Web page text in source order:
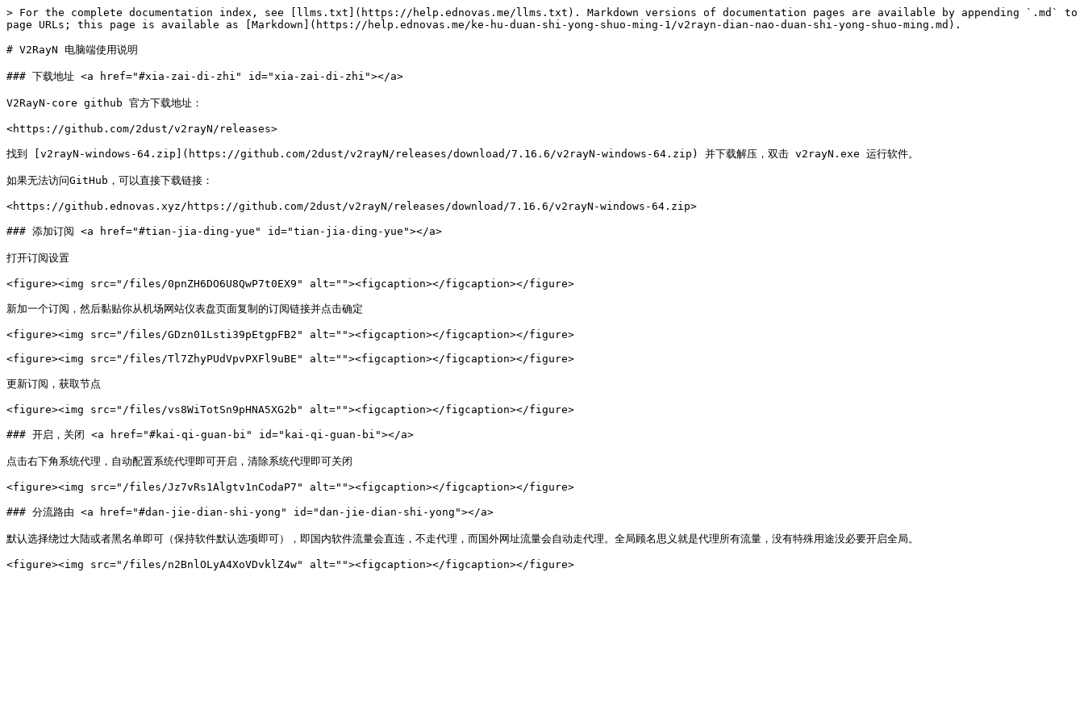
> For the complete documentation index, see [llms.txt](https://help.ednovas.me/llms.txt). Markdown versions of documentation pages are available by appending `.md` to
page URLs; this page is available as [Markdown](https://help.ednovas.me/ke-hu-duan-shi-yong-shuo-ming-1/v2rayn-dian-nao-duan-shi-yong-shuo-ming.md).
# V2RayN 电脑端使用说明
### 下载地址 <a href="#xia-zai-di-zhi" id="xia-zai-di-zhi"></a>
V2RayN-core github 官方下载地址：
<https://github.com/2dust/v2rayN/releases>
找到 [v2rayN-windows-64.zip](https://github.com/2dust/v2rayN/releases/download/7.16.6/v2rayN-windows-64.zip) 并下载解压，双击 v2rayN.exe 运行软件。
如果无法访问GitHub，可以直接下载链接：
<https://github.ednovas.xyz/https://github.com/2dust/v2rayN/releases/download/7.16.6/v2rayN-windows-64.zip>
### 添加订阅 <a href="#tian-jia-ding-yue" id="tian-jia-ding-yue"></a>
打开订阅设置
<figure><img src="/files/0pnZH6DO6U8QwP7t0EX9" alt=""><figcaption></figcaption></figure>
新加一个订阅，然后黏贴你从机场网站仪表盘页面复制的订阅链接并点击确定
<figure><img src="/files/GDzn01Lsti39pEtgpFB2" alt=""><figcaption></figcaption></figure>
<figure><img src="/files/Tl7ZhyPUdVpvPXFl9uBE" alt=""><figcaption></figcaption></figure>
更新订阅，获取节点
<figure><img src="/files/vs8WiTotSn9pHNA5XG2b" alt=""><figcaption></figcaption></figure>
### 开启，关闭 <a href="#kai-qi-guan-bi" id="kai-qi-guan-bi"></a>
点击右下角系统代理，自动配置系统代理即可开启，清除系统代理即可关闭
<figure><img src="/files/Jz7vRs1Algtv1nCodaP7" alt=""><figcaption></figcaption></figure>
### 分流路由 <a href="#dan-jie-dian-shi-yong" id="dan-jie-dian-shi-yong"></a>
默认选择绕过大陆或者黑名单即可（保持软件默认选项即可），即国内软件流量会直连，不走代理，而国外网址流量会自动走代理。全局顾名思义就是代理所有流量，没有特殊用途没必要开启全局。